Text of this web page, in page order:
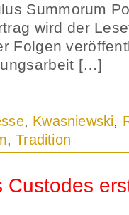
Summorum
wird der
Folgen
[…]
, Kwasniewski,
,Tradition
Custodes